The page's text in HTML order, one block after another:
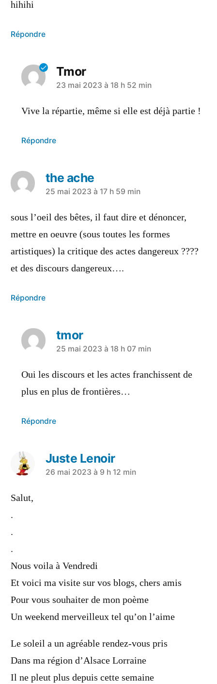
hihihi
Répondre
Tmor
23 mai 2023 à 18 h 52 min
Vive la répartie, même si elle est déjà partie !
Répondre
the ache
25 mai 2023 à 17 h 59 min
sous l’oeil des bêtes, il faut dire et dénoncer,
mettre en oeuvre (sous toutes les formes
artistiques) la critique des actes dangereux ????
et des discours dangereux….
Répondre
tmor
25 mai 2023 à 18 h 07 min
Oui les discours et les actes franchissent de
plus en plus de frontières…
Répondre
Juste Lenoir
26 mai 2023 à 9 h 12 min
Salut,
.
.
.
Nous voila à Vendredi
Et voici ma visite sur vos blogs, chers amis
Pour vous souhaiter de mon poème
Un weekend merveilleux tel qu’on l’aime
Le soleil a un agréable rendez-vous pris
Dans ma région d’Alsace Lorraine
Il ne pleut plus depuis cette semaine